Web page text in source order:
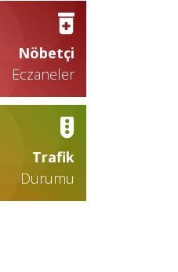
Nöbetçi
Eczaneler
Trafik
Durumu